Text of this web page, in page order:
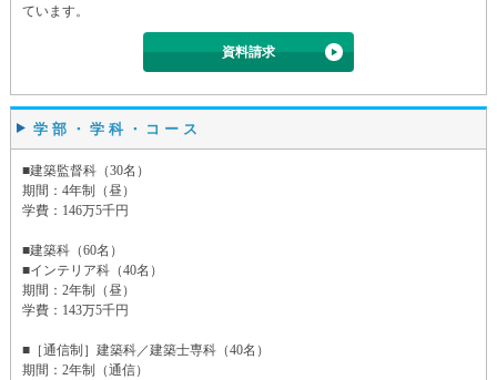
ています。
資料請求
学部・学科・コース
■建築監督科（30名）
期間：4年制（昼）
学費：146万5千円
■建築科（60名）
■インテリア科（40名）
期間：2年制（昼）
学費：143万5千円
■［通信制］建築科／建築士専科（40名）
期間：2年制（通信）